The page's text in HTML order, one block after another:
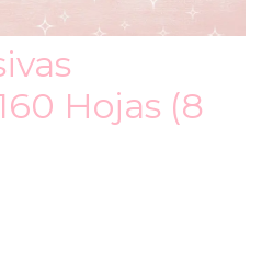
Hojas (8